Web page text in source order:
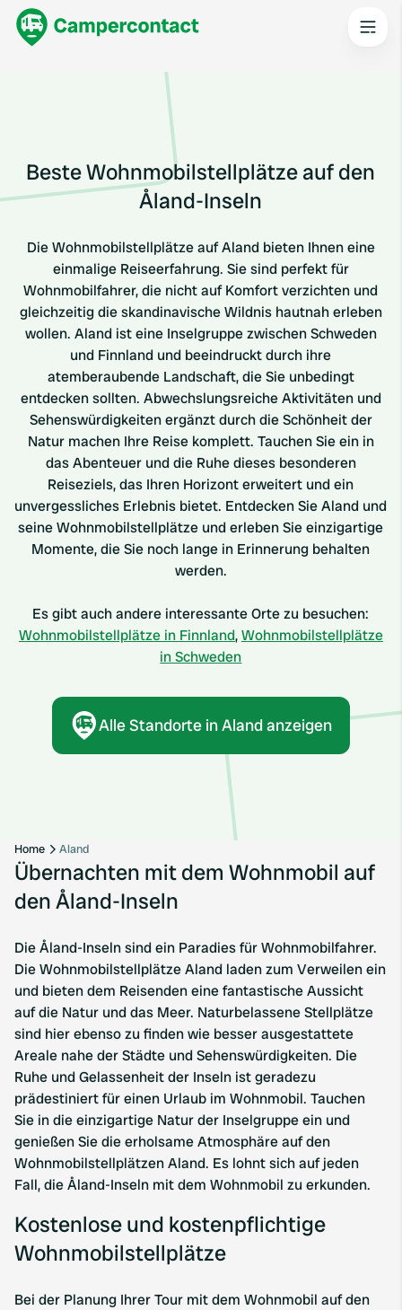
Beste Wohnmobilstellplätze auf den
Åland-Inseln
Die Wohnmobilstellplätze auf Aland bieten Ihnen eine
einmalige Reiseerfahrung. Sie sind perfekt für
Wohnmobilfahrer, die nicht auf Komfort verzichten und
gleichzeitig die skandinavische Wildnis hautnah erleben
wollen. Aland ist eine Inselgruppe zwischen Schweden
und Finnland und beeindruckt durch ihre
atemberaubende Landschaft, die Sie unbedingt
entdecken sollten. Abwechslungsreiche Aktivitäten und
Sehenswürdigkeiten ergänzt durch die Schönheit der
Natur machen Ihre Reise komplett. Tauchen Sie ein in
das Abenteuer und die Ruhe dieses besonderen
Reiseziels, das Ihren Horizont erweitert und ein
unvergessliches Erlebnis bietet. Entdecken Sie Aland und
seine Wohnmobilstellplätze und erleben Sie einzigartige
Momente, die Sie noch lange in Erinnerung behalten
werden.
Es gibt auch andere interessante Orte zu besuchen:
Wohnmobilstellplätze in Finnland,Wohnmobilstellplätze
in Schweden
Alle Standorte in Aland anzeigen
Home Aland
Übernachten mit dem Wohnmobil auf
den Åland-Inseln
Die Åland-Inseln sind ein Paradies für Wohnmobilfahrer.
Die Wohnmobilstellplätze Aland laden zum Verweilen ein
und bieten dem Reisenden eine fantastische Aussicht
auf die Natur und das Meer. Naturbelassene Stellplätze
sind hier ebenso zu finden wie besser ausgestattete
Areale nahe der Städte und Sehenswürdigkeiten. Die
Ruhe und Gelassenheit der Inseln ist geradezu
prädestiniert für einen Urlaub im Wohnmobil. Tauchen
Sie in die einzigartige Natur der Inselgruppe ein und
genießen Sie die erholsame Atmosphäre auf den
Wohnmobilstellplätzen Aland. Es lohnt sich auf jeden
Fall, die Åland-Inseln mit dem Wohnmobil zu erkunden.
Kostenlose und kostenpflichtige
Wohnmobilstellplätze
Bei der Planung Ihrer Tour mit dem Wohnmobil auf den